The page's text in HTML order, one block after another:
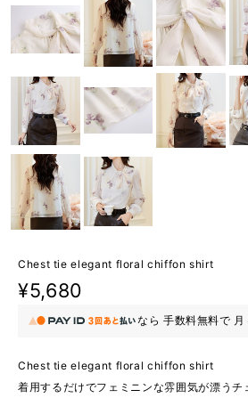
Chest tie elegant floral chiffon shirt
¥5,680
なら 手数料無料で 月
Chest tie elegant floral chiffon shirt
着用するだけでフェミニンな雰囲気が漂うチ